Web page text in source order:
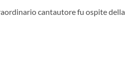
cantautore fu ospite della